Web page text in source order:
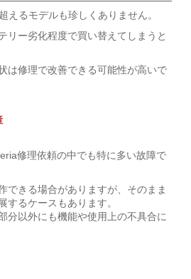
えるモデルも珍しくありません。
リー劣化程度で買い替えてしまうと
は修理で改善できる可能性が高いで
修理依頼の中でも特に多い故障で
できる場合がありますが、そのまま
するケースもあります。
分以外にも機能や使用上の不具合に